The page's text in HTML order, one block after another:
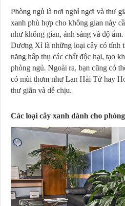
Phòng ngủ là nơi nghỉ ngơi và thư
xanh phù hợp cho không gian này
như không gian, ánh sáng và độ
Dương Xỉ là những loại cây có tính
năng hấp thụ các chất độc hại, tạo
phòng ngủ. Ngoài ra, bạn cũng có
có mùi thơm như Lan Hài Tử hay
thư giãn và dễ chịu.
Các loại cây xanh dành cho